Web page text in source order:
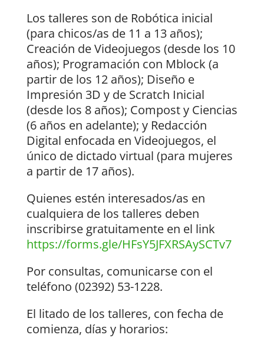
Los talleres son de Robótica inicial
(para chicos/as de 11 a 13 años);
Creación de Videojuegos (desde los 10
años); Programación con Mblock (a
partir de los 12 años); Diseño e
Impresión 3D y de Scratch Inicial
(desde los 8 años); Compost y Ciencias
(6 años en adelante); y Redacción
Digital enfocada en Videojuegos, el
único de dictado virtual (para mujeres
a partir de 17 años).
Quienes estén interesados/as en
cualquiera de los talleres deben
inscribirse gratuitamente en el link
https://forms.gle/HFsY5JFXRSAySCTv7
Por consultas, comunicarse con el
teléfono (02392) 53-1228.
El litado de los talleres, con fecha de
comienza, días y horarios: